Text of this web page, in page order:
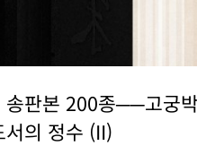
송판본 200종──고궁
서의 정수 (II)